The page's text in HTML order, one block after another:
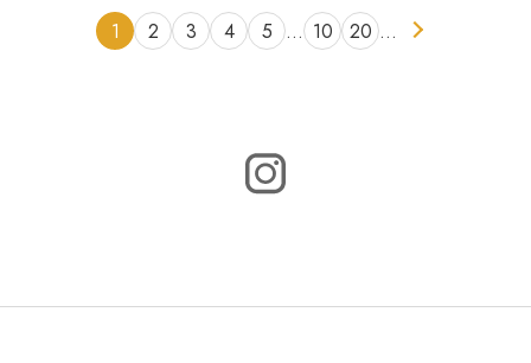
1 2 3 4 5 … 10 20 …